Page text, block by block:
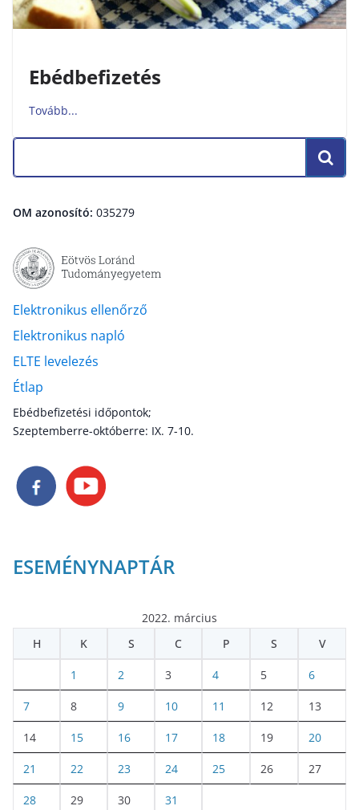
Ebédbefizetés
OM azonosító: 035279
Elektronikus ellenőrző
Elektronikus napló
ELTE levelezés
Étlap
Ebédbefizetési időpontok;
Szeptemberre-októberre: IX. 7-10.
ESEMÉNYNAPTÁR
2022. március
H
K S C P S V
1 2 3 4 5 6
7 8 9 10 11 12 13
14 15 16 17 18 19 20
21 22 23 24 25 26 27
28 29 30 31